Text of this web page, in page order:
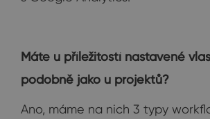
Máte u příležitostí nastavené
podobně jako u projektů?
Ano, máme na nich 3 typy